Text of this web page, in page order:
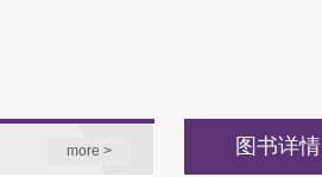
more > 图书详情